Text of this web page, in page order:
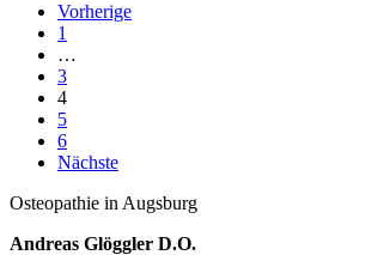
Vorherige
1
…
3
4
5
6
Nächste
Osteopathie in Augsburg
Andreas Glöggler D.O.